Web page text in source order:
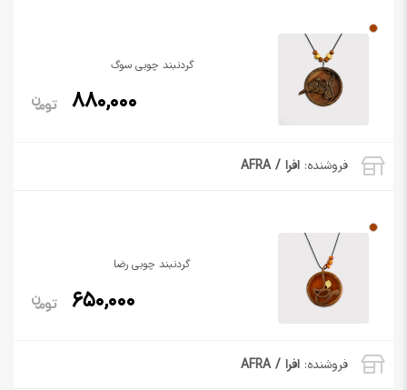
فروشنده: افرا / AFRA
گردنبند چوبی سوگ
880,000
فروشنده: افرا / AFRA
گردنبند چوبی رضا
650,000